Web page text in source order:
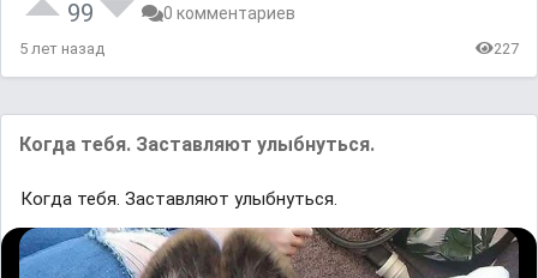
99 0 комментариев
5 лет назад 227
Когда тебя. Заставляют улыбнуться.
Когда тебя. Заставляют улыбнуться.